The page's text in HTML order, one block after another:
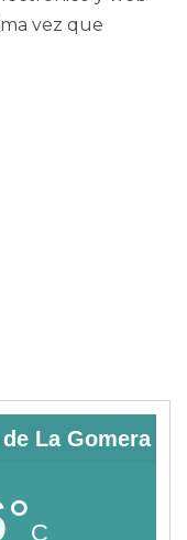
vez que
La Gomera
C